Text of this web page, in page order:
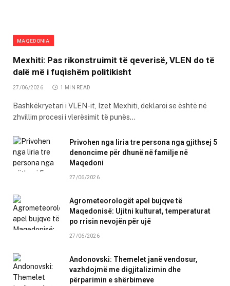
MAQEDONIA
Mexhiti: Pas rikonstruimit të qeverisë, VLEN do të
dalë më i fuqishëm politikisht
27/06/2026 1 MIN READ
Bashkëkryetari i VLEN-it, Izet Mexhiti, deklaroi se është në
zhvillim procesi i vlerësimit të punës…
Privohen nga liria tre persona nga gjithsej 5
denoncime për dhunë në familje në
Maqedoni
27/06/2026
Agrometeorologët apel bujqve të
Maqedonisë: Ujitni kulturat, temperaturat
po rrisin nevojën për ujë
27/06/2026
Andonovski: Themelet janë vendosur,
vazhdojmë me digjitalizimin dhe
përparimin e shërbimeve